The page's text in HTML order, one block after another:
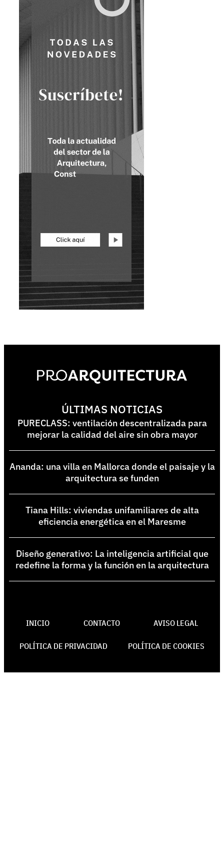
ÚLTIMAS NOTICIAS
PURECLASS: ventilación descentralizada para
mejorar la calidad del aire sin obra mayor
Ananda: una villa en Mallorca donde el paisaje y la
arquitectura se funden
Tiana Hills: viviendas unifamiliares de alta
eficiencia energética en el Maresme
Diseño generativo: La inteligencia artificial que
redefine la forma y la función en la arquitectura
INICIO CONTACTO AVISO LEGAL
POLÍTICA DE PRIVACIDAD POLÍTICA DE COOKIES